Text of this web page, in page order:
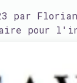
par Florian
pour